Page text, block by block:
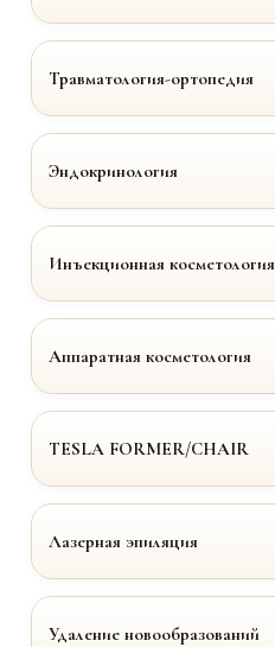
Травматология-ортопедия
Эндокринология
Инъекционная косметология
Аппаратная косметология
TESLA FORMER/CHAIR
Лазерная эпиляция
Удаление новообразований